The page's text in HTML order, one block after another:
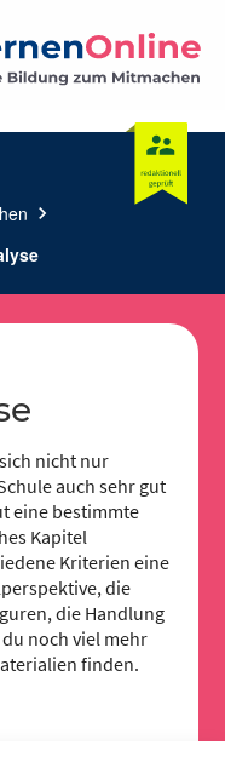
chevron_right
nicht nur
auch sehr gut
eine bestimmte
Kapitel
Kriterien eine
die
die Handlung
noch viel mehr
finden.